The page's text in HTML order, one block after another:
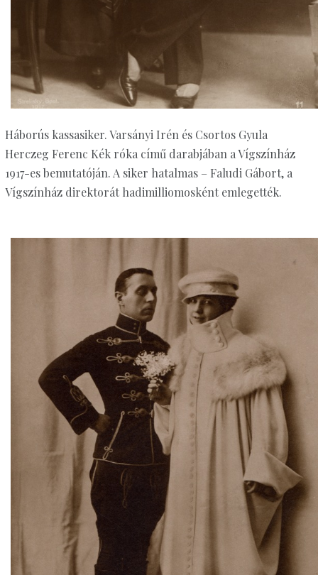
Háborús kassasiker. Varsányi Irén és Csortos Gyula
Herczeg Ferenc Kék róka című darabjában a Vígszínház
1917-es bemutatóján. A siker hatalmas – Faludi Gábort, a
Vígszínház direktorát hadimilliomosként emlegették.